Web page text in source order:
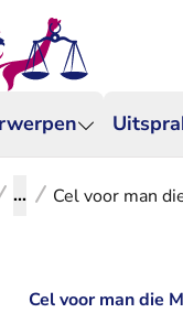
... Cel voor man
Cel voor man die